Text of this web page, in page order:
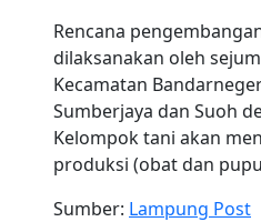
Rencana
dilaksanakan oleh
Kecamatan
Sumberjaya dan Suoh
Kelompok tani akan
produksi (obat dan
Sumber: Lampung Post